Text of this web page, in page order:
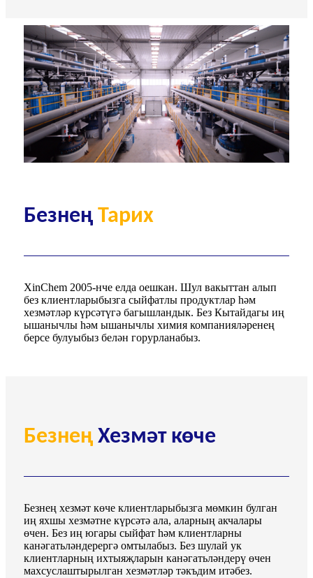
Безнең Тарих
XinChem 2005-нче елда оешкан. Шул вакыттан алып
без клиентларыбызга сыйфатлы продуктлар һәм
хезмәтләр күрсәтүгә багышландык. Без Кытайдагы иң
ышанычлы һәм ышанычлы химия компанияләренең
берсе булуыбыз белән горурланабыз.
Безнең Хезмәт көче
Безнең хезмәт көче клиентларыбызга мөмкин булган
иң яхшы хезмәтне күрсәтә ала, аларның акчалары
өчен. Без иң югары сыйфат һәм клиентларны
канәгатьләндерергә омтылабыз. Без шулай ук ​​
клиентларның ихтыяҗларын канәгатьләндерү өчен
махсуслаштырылган хезмәтләр тәкъдим итәбез.